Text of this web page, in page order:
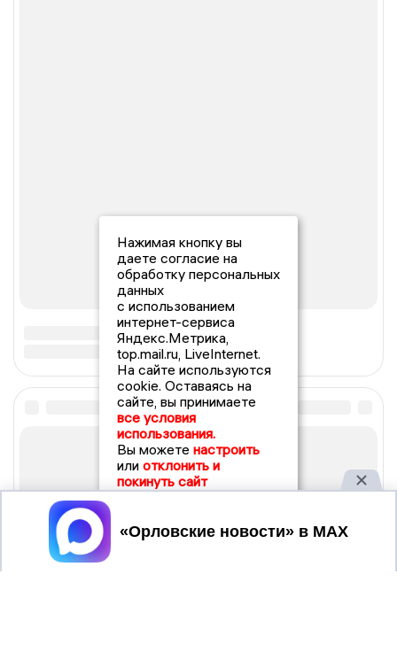
Нажимая кнопку вы
даете согласие на
обработку персональных
данных
с использованием
интернет-сервиса
Яндекс.Метрика,
top.mail.ru, LiveInternet.
На сайте используются
cookie. Оставаясь на
сайте, вы принимаете
все условия
использования.
Вы можете настроить
или отклонить и
покинуть сайт
Принять